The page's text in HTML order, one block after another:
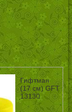
Гифтман
(17 см) GFT
13130